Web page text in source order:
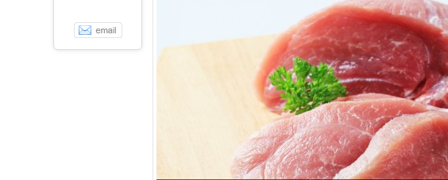
Číslo týdne: 131 000
lidí léčí svou cukrovku dietou. Víc